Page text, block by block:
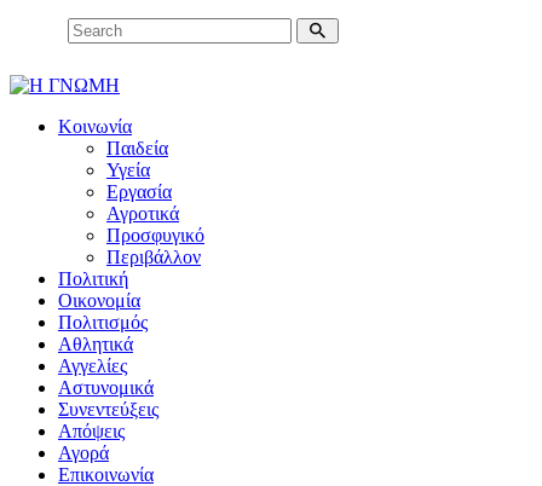
Κοινωνία
Παιδεία
Υγεία
Εργασία
Αγροτικά
Προσφυγικό
Περιβάλλον
Πολιτική
Οικονομία
Πολιτισμός
Αθλητικά
Αγγελίες
Αστυνομικά
Συνεντεύξεις
Απόψεις
Αγορά
Επικοινωνία